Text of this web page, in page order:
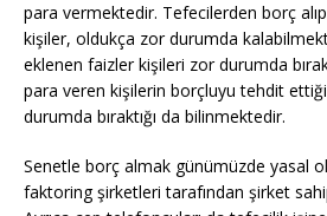
para vermektedir. Tefecilerden borç
kişiler, oldukça zor durumda
eklenen faizler kişileri zor durumda
para veren kişilerin borçluyu tehdit
durumda bıraktığı da bilinmektedir.
Senetle borç almak günümüzde yasal
faktoring şirketleri tarafından şirket